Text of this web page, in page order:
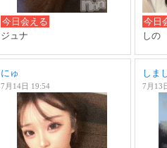
今日会える
ジュナ
今日
しの
にゅ
7月14日 19:54
しま
7月13